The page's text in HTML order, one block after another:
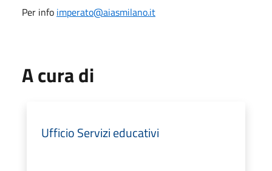
Per info imperato@aiasmilano.it
A cura di
Ufficio Servizi educativi